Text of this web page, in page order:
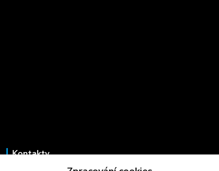
Kontakty